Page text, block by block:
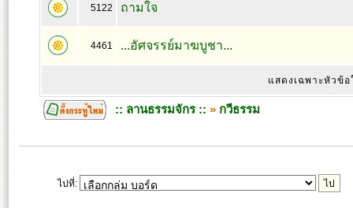
5122 ถามใจ
4461 ...อัศจรรย์มาฆบูชา...
แสดงเฉพาะหัวข้อ
:: ลานธรรมจักร :: » กวีธรรม
ไปที่: